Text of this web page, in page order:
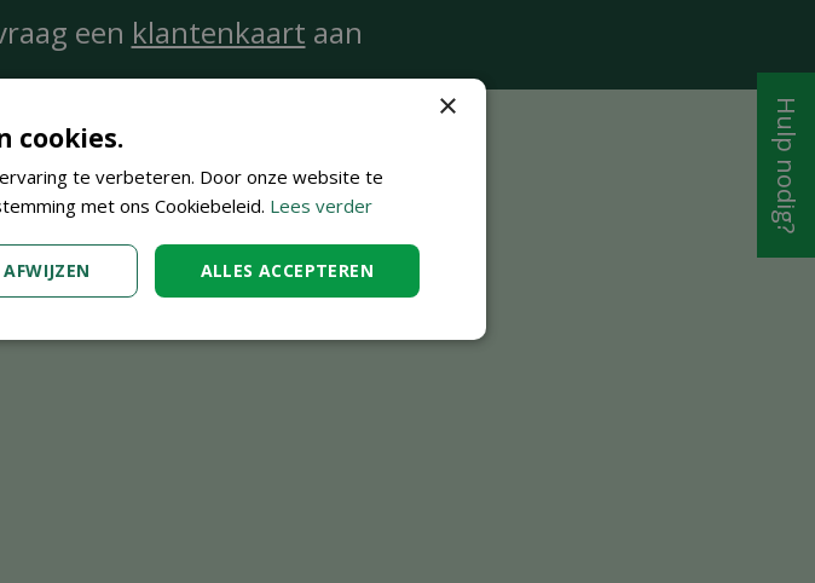
een klantenkaart aan
Hulp nodig?
×
cookies.
te verbeteren. Door onze website te
met ons Cookiebeleid. Lees verder
ALLES ACCEPTEREN